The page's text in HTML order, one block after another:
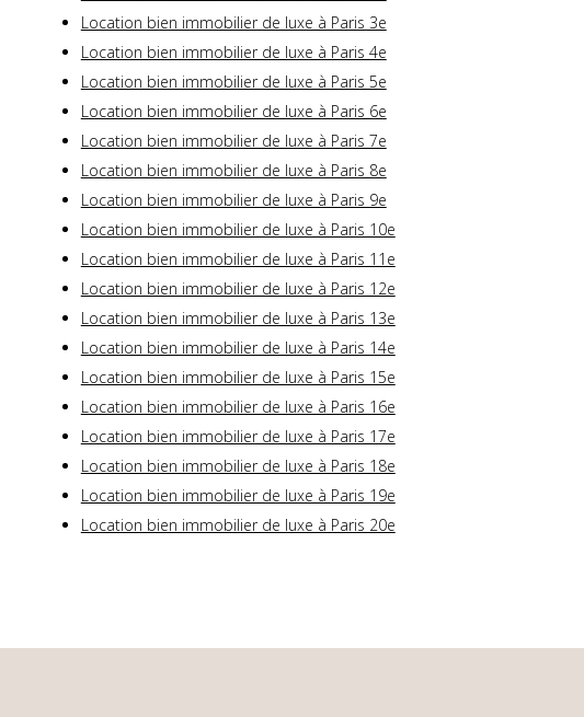
Location bien immobilier de luxe à Paris 3e
Location bien immobilier de luxe à Paris 4e
Location bien immobilier de luxe à Paris 5e
Location bien immobilier de luxe à Paris 6e
Location bien immobilier de luxe à Paris 7e
Location bien immobilier de luxe à Paris 8e
Location bien immobilier de luxe à Paris 9e
Location bien immobilier de luxe à Paris 10e
Location bien immobilier de luxe à Paris 11e
Location bien immobilier de luxe à Paris 12e
Location bien immobilier de luxe à Paris 13e
Location bien immobilier de luxe à Paris 14e
Location bien immobilier de luxe à Paris 15e
Location bien immobilier de luxe à Paris 16e
Location bien immobilier de luxe à Paris 17e
Location bien immobilier de luxe à Paris 18e
Location bien immobilier de luxe à Paris 19e
Location bien immobilier de luxe à Paris 20e